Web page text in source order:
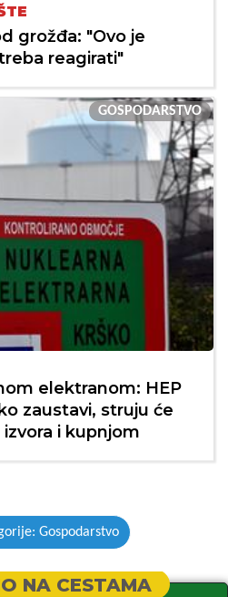
grožđa: "Ovo je
reagirati"
GOSPODARSTVO
elektranom: HEP
zaustavi, struju će
i kupnjom
Gospodarstvo
NA CESTAMA